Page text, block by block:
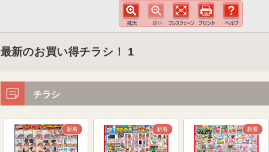
最新のお買い得チラシ！ 1
チラシ
新着 新着 新着